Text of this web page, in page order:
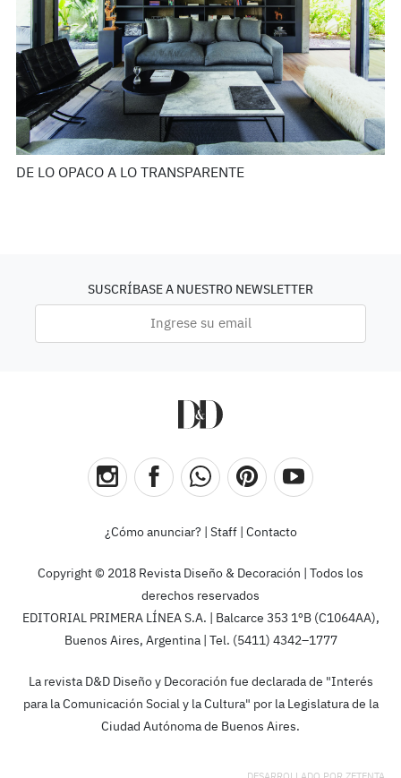
DE LO OPACO A LO TRANSPARENTE
SUSCRÍBASE A NUESTRO NEWSLETTER
¿Cómo anunciar? Staff| Contacto
Copyright © 2018 Revista Diseño & Decoración | Todos los
derechos reservados
EDITORIAL PRIMERA LÍNEA S.A. | Balcarce 353 1ºB (C1064AA),
Buenos Aires, Argentina | Tel. (5411) 4342–1777
La revista D&D Diseño y Decoración fue declarada de "Interés
para la Comunicación Social y la Cultura" por la Legislatura de la
Ciudad Autónoma de Buenos Aires.